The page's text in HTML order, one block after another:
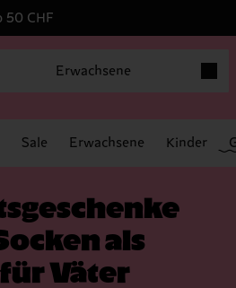
50 CHF
Erwachsene
Sale Erwachsene Kinder
als
Väter